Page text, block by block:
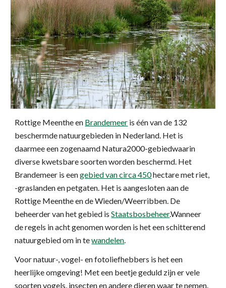
Rottige Meenthe en Brandemeer is één van de 132
beschermde natuurgebieden in Nederland. Het is
daarmee een zogenaamd Natura2000-gebiedwaarin
diverse kwetsbare soorten worden beschermd. Het
Brandemeer is eengebied van circa 450 hectare met riet,
-graslanden en petgaten. Het is aangesloten aan de
Rottige Meenthe en de Wieden/Weerribben. De
beheerder van het gebied is Staatsbosbeheer.Wanneer
de regels in acht genomen worden is het een schitterend
natuurgebied om in tewandelen.
Voor natuur-, vogel- en fotoliefhebbers is het een
heerlijke omgeving! Met een beetje geduld zijn er vele
soorten vogels, insecten en andere dieren waar te nemen.